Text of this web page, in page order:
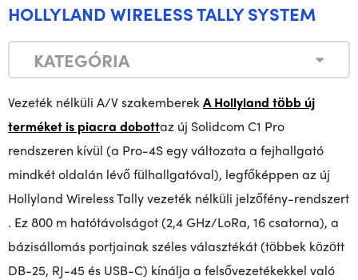
HOLLYLAND WIRELESS TALLY SYSTEM
KATEGÓRIA
Vezeték nélküli A/V szakemberekA Hollyland több új
terméket is piacra dobottaz új Solidcom C1 Pro
rendszeren kívül (a Pro-4S egy változata a fejhallgató
mindkét oldalán lévő fülhallgatóval), legfőképpen az új
Hollyland Wireless Tally vezeték nélküli
. Ez 800 m hatótávolságot (2,4 GHz/LoRa, 16 csatorna), a
bázisállomás portjainak széles választékát (többek között
DB-25, RJ-45 és USB-C) kínálja a felsővezetékekkel való